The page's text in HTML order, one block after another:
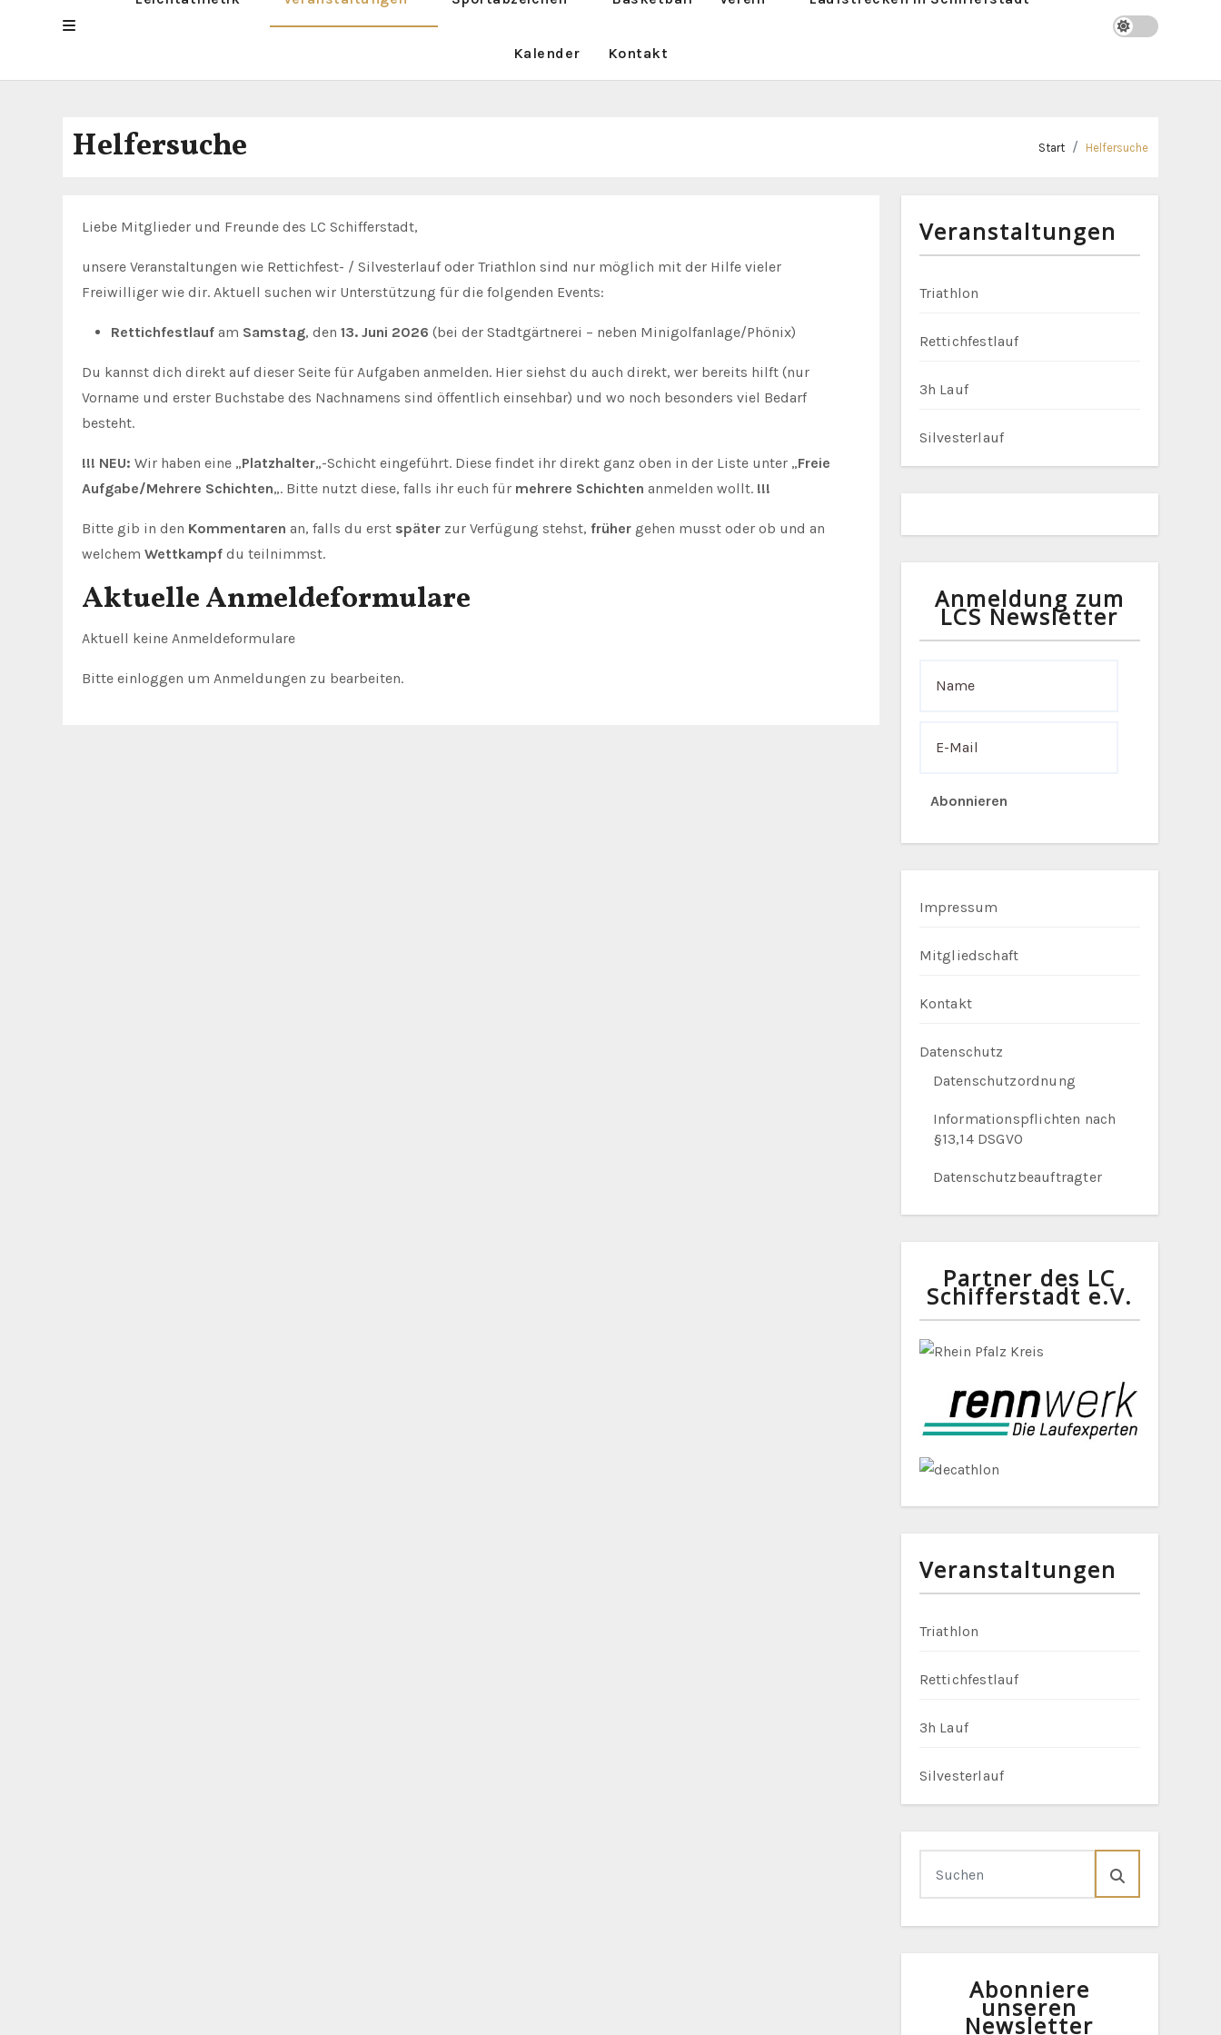
Kalender Kontakt
Helfersuche Start Helfersuche
Liebe Mitglieder und Freunde des LC Schifferstadt,
unsere Veranstaltungen wie Rettichfest- / Silvesterlauf oder Triathlon sind nur möglich mit der Hilfe vieler
Freiwilliger wie dir. Aktuell suchen wir Unterstützung für die folgenden Events:
Rettichfestlauf am Samstag, den 13. Juni 2026 (bei der Stadtgärtnerei – neben Minigolfanlage/Phönix)
Du kannst dich direkt auf dieser Seite für Aufgaben anmelden. Hier siehst du auch direkt, wer bereits hilft (nur
Vorname und erster Buchstabe des Nachnamens sind öffentlich einsehbar) und wo noch besonders viel Bedarf
besteht.
!!! NEU: Wir haben eine „Platzhalter„-Schicht eingeführt. Diese findet ihr direkt ganz oben in der Liste unter „Freie
Aufgabe/Mehrere Schichten„. Bitte nutzt diese, falls ihr euch für mehrere Schichten anmelden wollt. !!!
Bitte gib in den Kommentaren an, falls du erst später zur Verfügung stehst, früher gehen musst oder ob und an
welchem Wettkampf du teilnimmst.
Aktuelle Anmeldeformulare
Aktuell keine Anmeldeformulare
Bitte einloggen um Anmeldungen zu bearbeiten.
Veranstaltungen
Triathlon
Rettichfestlauf
3h Lauf
Silvesterlauf
Anmeldung zum
LCS Newsletter
Abonnieren
Impressum
Mitgliedschaft
Kontakt
Datenschutz
Datenschutzordnung
Informationspflichten nach
§13,14 DSGVO
Datenschutzbeauftragter
Partner des LC
Schifferstadt e.V.
Veranstaltungen
Triathlon
Rettichfestlauf
3h Lauf
Silvesterlauf
Abonniere
unseren
Newsletter